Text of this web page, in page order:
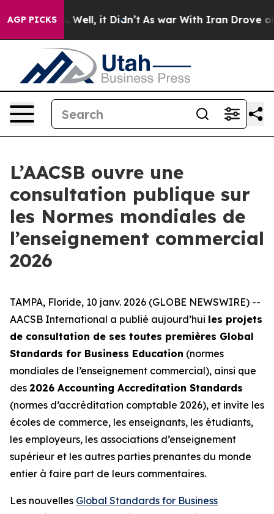
AGP PICKS
40%. Well, it Didn’t As war With Iran Drove oil
L’AACSB ouvre une
consultation publique sur
les Normes mondiales de
l’enseignement commercial
2026
TAMPA, Floride, 10 janv. 2026 (GLOBE NEWSWIRE) --
AACSB International a publié aujourd’hui les projets
de consultation de ses toutes premières Global
Standards for Business Education (normes
mondiales de l’enseignement commercial), ainsi que
des 2026 Accounting Accreditation Standards
(normes d’accréditation comptable 2026), et invite les
écoles de commerce, les enseignants, les étudiants,
les employeurs, les associations d’enseignement
supérieur et les autres parties prenantes du monde
entier à faire part de leurs commentaires.
Les nouvelles Global Standards for Business